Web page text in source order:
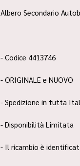
Albero Secondario
- Codice 4413746
- ORIGINALE e NUOVO
- Spedizione in tutta
- Disponibilità Limitata
- Il ricambio è